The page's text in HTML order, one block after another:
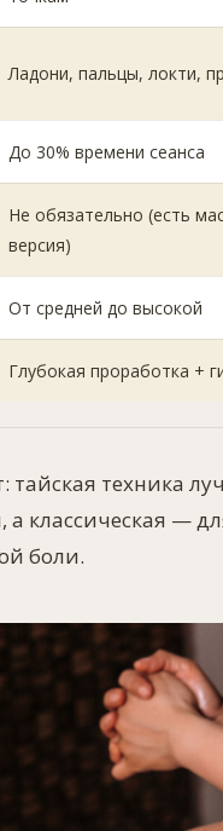
Ладони, пальцы, локти,
До 30% времени сеанса
Не обязательно (есть
версия)
От средней до высокой
Глубокая проработка +
тайская техника
классическая —
боли.